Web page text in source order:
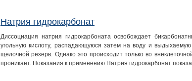
Натрия гидрокарбонат
Диссоциация натрия гидрокарбоната освобождает
угольную кислоту, распадающуюся затем на воду и выдыхаемую
щелочной резерв. Однако это происходит только во
проникает. Показания к применению Натрия гидрокарбонат